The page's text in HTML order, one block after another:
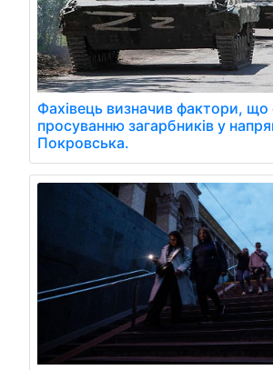
Фахівець визначив фактори,
просуванню загарбників у
Покровська.